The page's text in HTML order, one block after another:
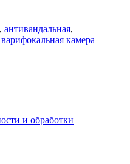
, антивандальная,
варифокальная камера
и обработки